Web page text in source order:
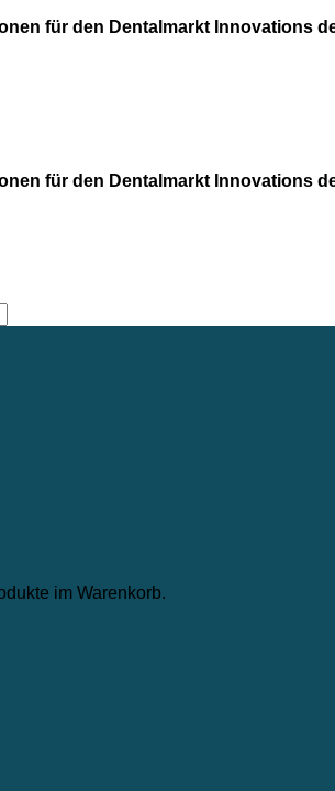
für den Dentalmarkt Innovations
für den Dentalmarkt Innovations
im Warenkorb.